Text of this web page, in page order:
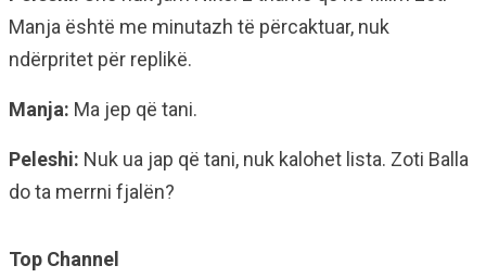
Manja është me minutazh të përcaktuar, nuk
ndërpritet për replikë.
Manja: Ma jep që tani.
Peleshi: Nuk ua jap që tani, nuk kalohet lista. Zoti Balla
do ta merrni fjalën?
Top Channel